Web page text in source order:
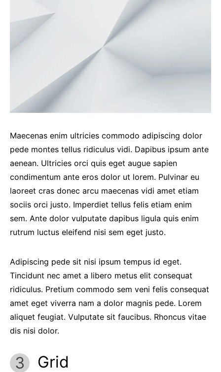
Maecenas enim ultricies commodo adipiscing dolor
pede montes tellus ridiculus vidi. Dapibus ipsum ante
aenean. Ultricies orci quis eget augue sapien
condimentum ante eros dolor ut lorem. Pulvinar eu
laoreet cras donec arcu maecenas vidi amet etiam
sociis orci justo. Imperdiet tellus felis etiam enim
sem. Ante dolor vulputate dapibus ligula quis enim
rutrum luctus eleifend nisi sem eget justo.
Adipiscing pede sit nisi ipsum tempus id eget.
Tincidunt nec amet a libero metus elit consequat
ridiculus. Pretium commodo sem veni felis consequat
amet eget viverra nam a dolor magnis pede. Lorem
aliquet feugiat. Vulputate sit faucibus. Rhoncus vitae
dis nisi dolor.
Grid